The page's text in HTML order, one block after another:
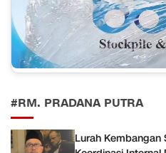
#RM. PRADANA PUTRA
Lurah Kembangan